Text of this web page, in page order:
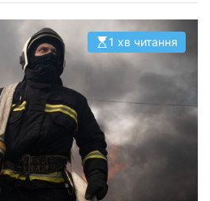
О
і
т
о
в
н
и
1 хв читання